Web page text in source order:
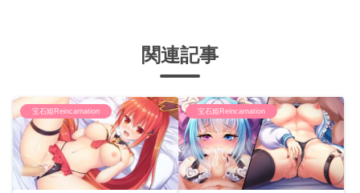
関連記事
宝石姫Reincarnation 宝石姫Reincarnation